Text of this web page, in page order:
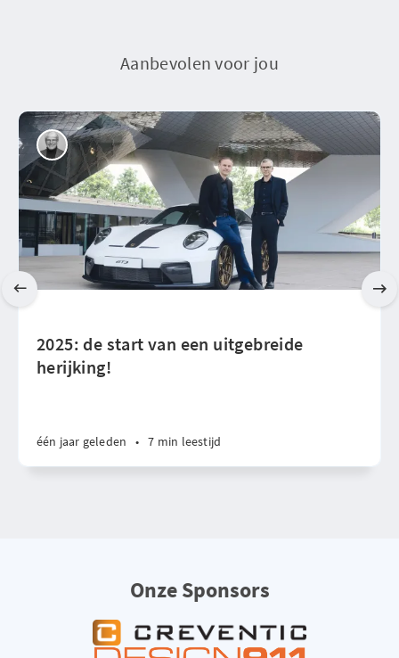
Aanbevolen voor jou
2025: de start van een uitgebreide
herijking!
één jaar geleden • 7 min leestijd
Onze Sponsors